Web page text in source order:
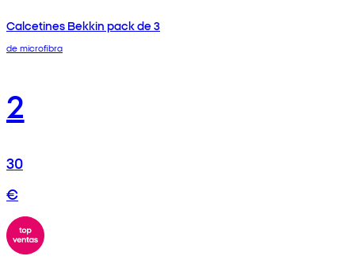
Calcetines Bekkin pack de 3
de microfibra
2
30
€